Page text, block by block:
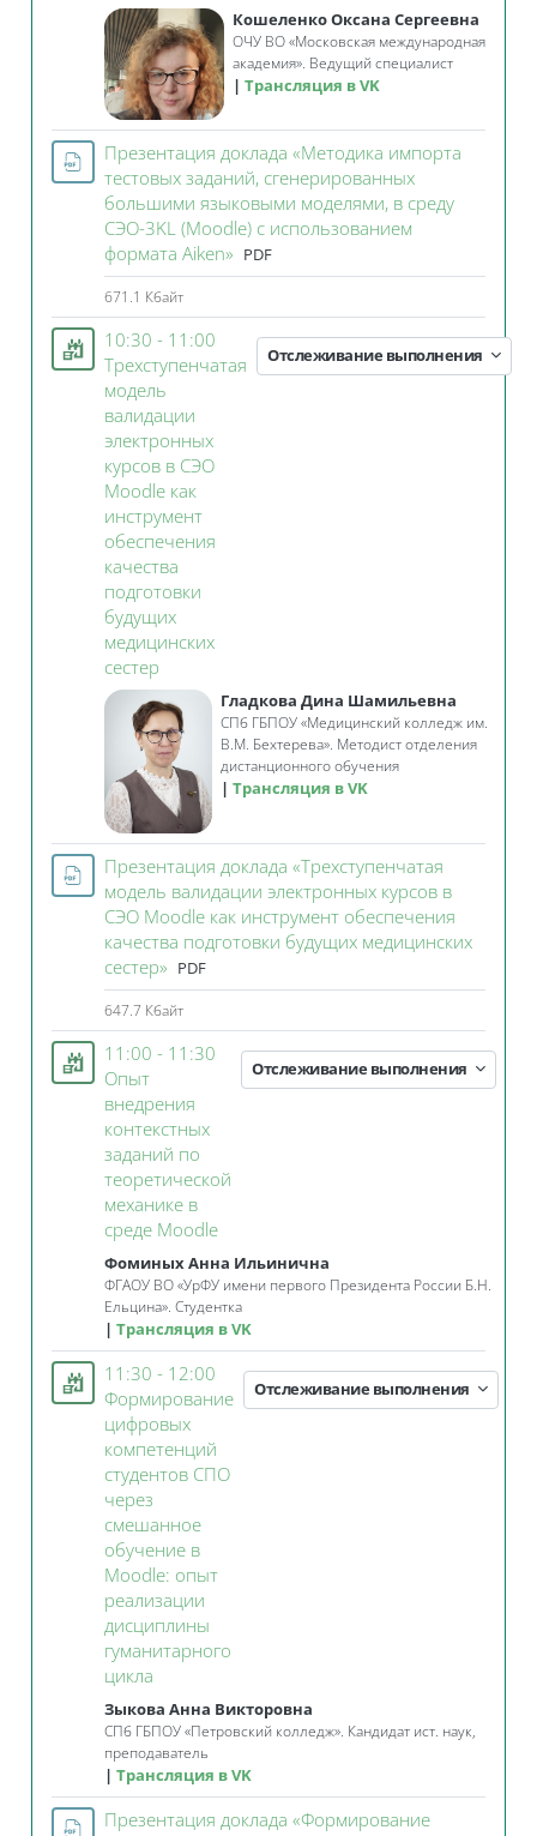
Кошеленко Оксана Сергеевна
ОЧУ ВО «Московская международная
академия». Ведущий специалист
Трансляция в VK
Презентация доклада «Методика импорта
тестовых заданий, сгенерированных
большими языковыми моделями, в среду
СЭО-3KL (Moodle) с использованием
формата Aiken» Файл
PDF
671.1 Кбайт
10:30 - 11:00
Трехступенчатая
модель
валидации
электронных
курсов в СЭО
Moodle как
инструмент
обеспечения
качества
подготовки
будущих
медицинских
сестер
Отслеживание выполнения
Гладкова Дина Шамильевна
СПб ГБПОУ «Медицинский колледж им.
В.М. Бехтерева». Методист отделения
дистанционного обучения
Трансляция в VK
Презентация доклада «Трехступенчатая
модель валидации электронных курсов в
СЭО Moodle как инструмент обеспечения
качества подготовки будущих медицинских
сестер» Файл
PDF
647.7 Кбайт
11:00 - 11:30
Опыт
внедрения
контекстных
заданий по
теоретической
механике в
среде MoodleЗанятие 3KL
Отслеживание выполнения
Фоминых Анна Ильинична
ФГАОУ ВО «УрФУ имени первого Президента России Б.Н.
Ельцина». Студентка
Трансляция в VK
11:30 - 12:00
Формирование
цифровых
компетенций
студентов СПО
через
смешанное
обучение в
Moodle: опыт
реализации
дисциплины
гуманитарного
цикла
Отслеживание выполнения
Зыкова Анна Викторовна
СПб ГБПОУ «Петровский колледж». Кандидат ист. наук,
преподаватель
Трансляция в VK
Презентация доклада «Формирование